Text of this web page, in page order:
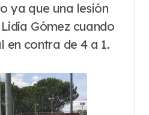
ya que una lesión
Gómez cuando
en contra de 4 a 1.